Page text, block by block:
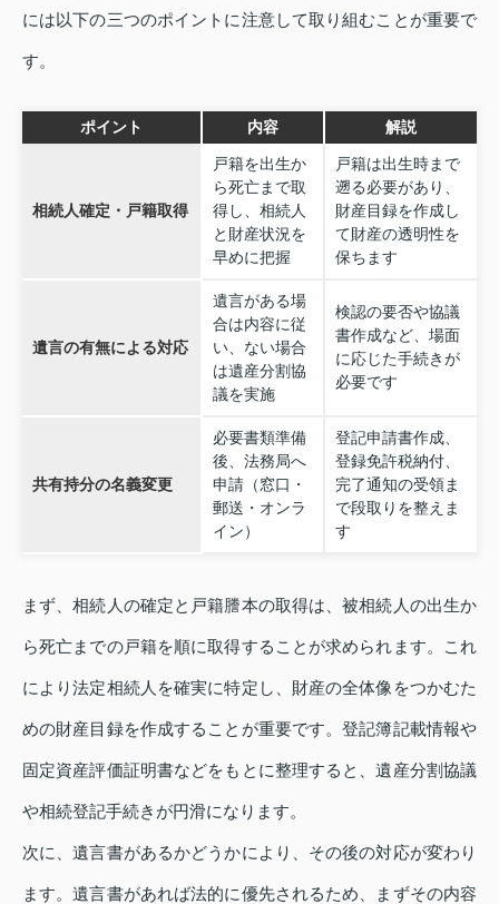
には以下の三つのポイントに注意して取り組むことが重要で
す。
ポイント 内容 解説
相続人確定・戸籍取得
戸籍を出生か
ら死亡まで取
得し、相続人
と財産状況を
早めに把握
戸籍は出生時まで
遡る必要があり、
財産目録を作成し
て財産の透明性を
保ちます
遺言の有無による対応
遺言がある場
合は内容に従
い、ない場合
は遺産分割協
議を実施
検認の要否や協議
書作成など、場面
に応じた手続きが
必要です
共有持分の名義変更
必要書類準備
後、法務局へ
申請（窓口・
郵送・オンラ
イン）
登記申請書作成、
登録免許税納付、
完了通知の受領ま
で段取りを整えま
す
まず、相続人の確定と戸籍謄本の取得は、被相続人の出生か
ら死亡までの戸籍を順に取得することが求められます。これ
により法定相続人を確実に特定し、財産の全体像をつかむた
めの財産目録を作成することが重要です。登記簿記載情報や
固定資産評価証明書などをもとに整理すると、遺産分割協議
や相続登記手続きが円滑になります。
次に、遺言書があるかどうかにより、その後の対応が変わり
ます。遺言書があれば法的に優先されるため、まずその内容